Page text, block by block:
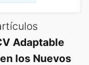
Adaptable
los Nuevos